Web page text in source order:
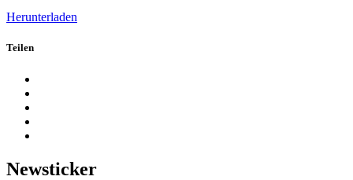
Herunterladen
Teilen
Newsticker